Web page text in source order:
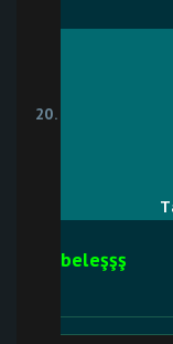
beleşşş